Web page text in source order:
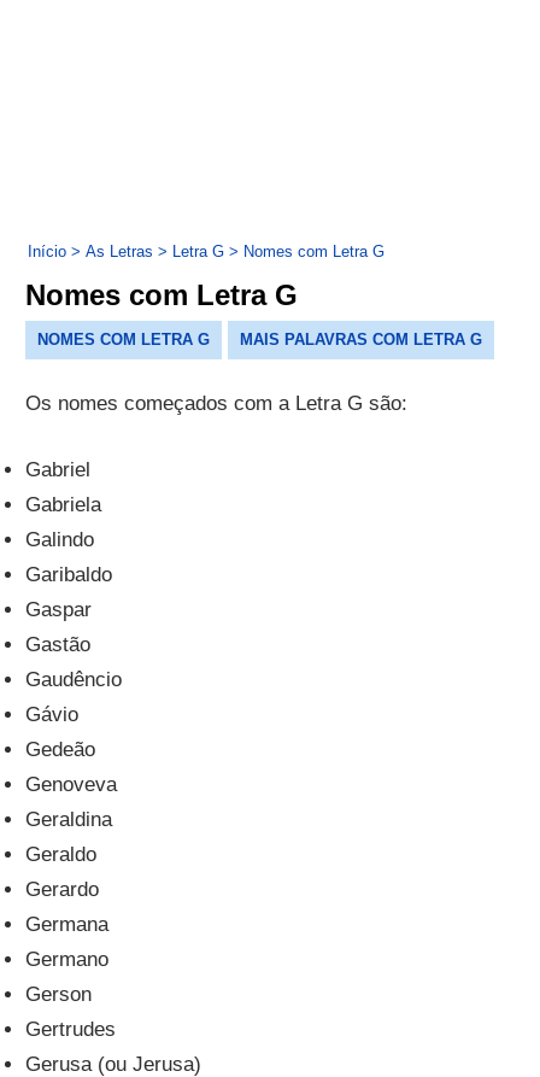
Início > As Letras > Letra G > Nomes com Letra G
Nomes com Letra G
NOMES COM LETRA G MAIS PALAVRAS COM LETRA G
Os nomes começados com a Letra G são:
Gabriel
Gabriela
Galindo
Garibaldo
Gaspar
Gastão
Gaudêncio
Gávio
Gedeão
Genoveva
Geraldina
Geraldo
Gerardo
Germana
Germano
Gerson
Gertrudes
Gerusa (ou Jerusa)